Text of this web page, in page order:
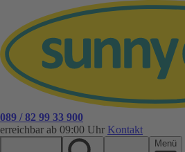
089 / 82 99 33 900
erreichbar ab 09:00 Uhr Kontakt
Menü